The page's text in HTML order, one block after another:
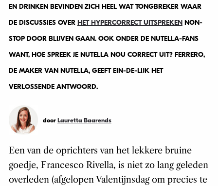
EN DRINKEN BEVINDEN ZICH HEEL WAT TONGBREKER WAAR
DE DISCUSSIES OVER HET HYPERCORRECT UITSPREKENNON-
STOP DOOR BLIJVEN GAAN. OOK ONDER DE NUTELLA-FANS
WANT, HOE SPREEK JE NUTELLA NOU CORRECT UIT? FERRERO,
DE MAKER VAN NUTELLA, GEEFT EIN-DE-LIJK HET
VERLOSSENDE ANTWOORD.
door Lauretta Baarends
Een van de oprichters van het lekkere bruine
goedje, Francesco Rivella, is niet zo lang geleden
overleden (afgelopen Valentijnsdag om precies te